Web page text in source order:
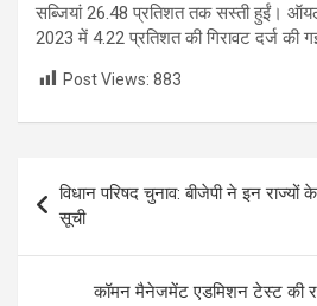
सब्जियां 26.48 प्रतिशत तक सस्ती हुईं।
2023 में 4.22 प्रतिशत की गिरावट दर्ज की
Post Views: 883
Post
navigation
विधान परिषद चुनाव: बीजेपी ने इन राज्यों
सूची
कॉमन मैनेजमेंट एडमिशन टेस्ट की